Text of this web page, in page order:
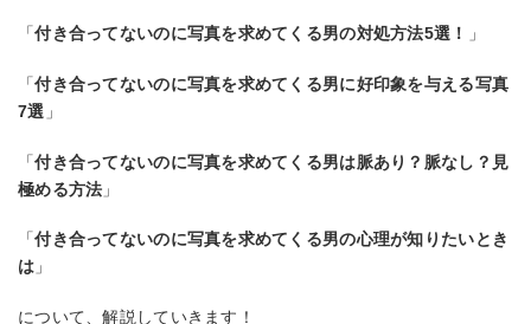
「付き合ってないのに写真を求めてくる男の対処方法5選！ 」
「付き合ってないのに写真を求めてくる男に好印象を与える写真
7選 」
「付き合ってないのに写真を求めてくる男は脈あり？脈なし？見
極める方法 」
「付き合ってないのに写真を求めてくる男の心理が知りたいとき
は 」
について、解説していきます！